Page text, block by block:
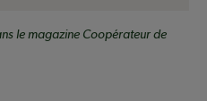
le magazine Coopérateur de